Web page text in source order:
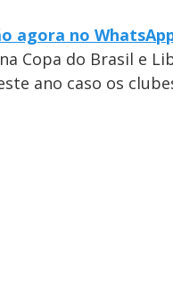
agora no
Copa do Brasil e
ano caso os